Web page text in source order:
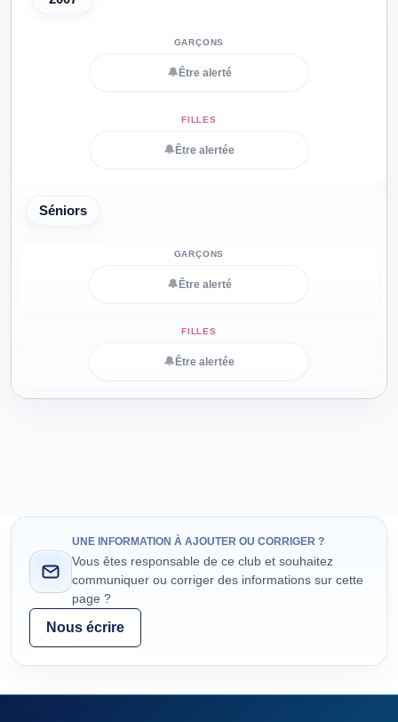
🔔 Être alerté
🔔 Être alertée
Séniors
🔔 Être alerté
🔔 Être alertée
UNE INFORMATION À AJOUTER OU CORRIGER ?
Vous êtes responsable de ce club et souhaitez
communiquer ou corriger des informations sur cette
page ?
Nous écrire